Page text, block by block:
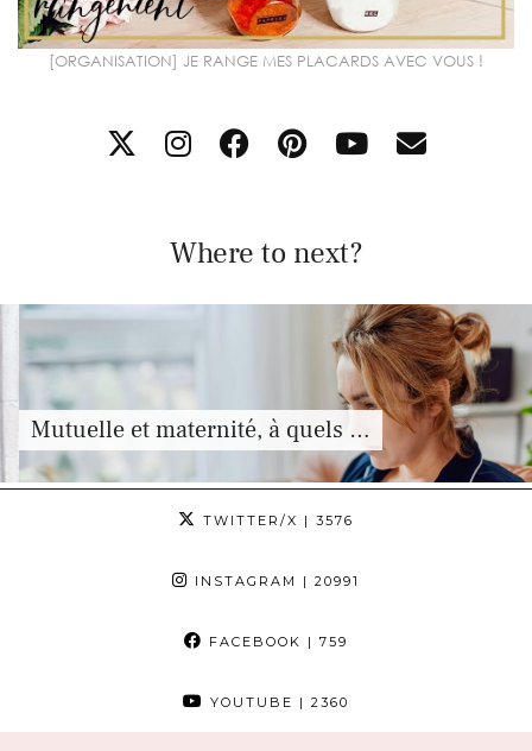
[ORGANISATION] JE RANGE MES PLACARDS AVEC VOUS !
Where to next?
Mutuelle et maternité, à quels …
TWITTER/X | 3576
INSTAGRAM | 20991
FACEBOOK | 759
YOUTUBE | 2360